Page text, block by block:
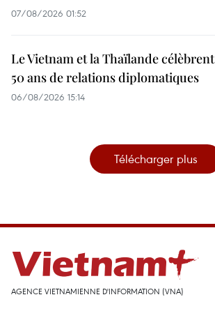
07/08/2026 01:52
Le Vietnam et la Thaïlande célèbrent
50 ans de relations diplomatiques
06/08/2026 15:14
Télécharger plus
AGENCE VIETNAMIENNE D'INFORMATION (VNA)